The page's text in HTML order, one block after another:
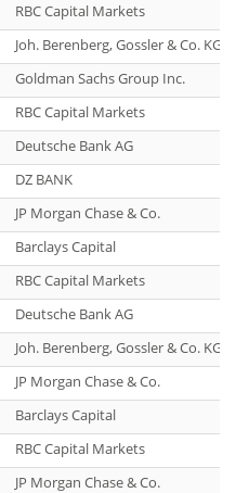
RBC Capital Markets
Joh. Berenberg, Gossler & Co. KG
Goldman Sachs Group Inc.
RBC Capital Markets
Deutsche Bank AG
DZ BANK
JP Morgan Chase & Co.
Barclays Capital
RBC Capital Markets
Deutsche Bank AG
Joh. Berenberg, Gossler & Co. KG
JP Morgan Chase & Co.
Barclays Capital
RBC Capital Markets
JP Morgan Chase & Co.